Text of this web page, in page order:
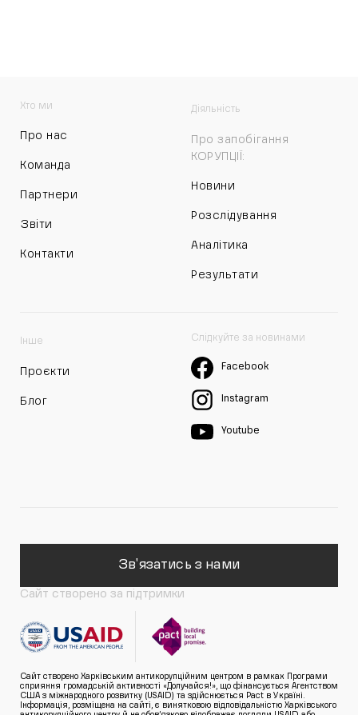
Хто ми
Про нас
Команда
Партнери
Звіти
Контакти
Діяльність
Про запобігання
КОРУПЦІЇ:
Новини
Розслідування
Аналітика
Результати
Інше
Проєкти
Блог
Слідкуйте за новинами
Facebook
Instagram
Youtube
Зв'язатись з нами
Сайт створено за підтримки
Сайт створено Харківським антикорупційним центром в рамках Програми
сприяння громадській активності «Долучайся!», що фінансується Агентством
США з міжнародного розвитку (USAID) та здійснюється Pact в Україні.
Інформація, розміщена на сайті, є винятковою відповідальністю Харківського